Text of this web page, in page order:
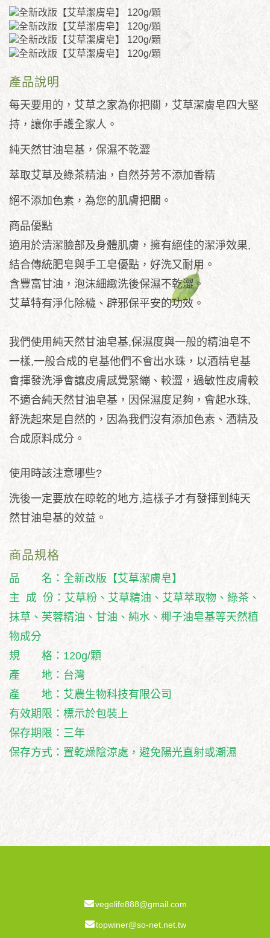
產品說明
每天要用的，艾草之家為你把關，艾草潔膚皂四大堅
持，讓你手護全家人。
純天然甘油皂基，保濕不乾澀
萃取艾草及綠茶精油，自然芬芳不添加香精
絕不添加色素，為您的肌膚把關。
商品優點
適用於清潔臉部及身體肌膚，擁有絕佳的潔淨效果,
結合傳統肥皂與手工皂優點，好洗又耐用。
含豐富甘油，泡沫細緻洗後保濕不乾澀。
艾草特有淨化除穢、辟邪保平安的功效。
我們使用純天然甘油皂基,保濕度與一般的精油皂不
一樣,一般合成的皂基他們不會出水珠，以酒精皂基
會揮發洗淨會讓皮膚感覺緊繃、較澀，過敏性皮膚較
不適合純天然甘油皂基，因保濕度足夠，會起水珠,
舒洗起來是自然的，因為我們沒有添加色素、酒精及
合成原料成分。
使用時該注意哪些?
洗後一定要放在晾乾的地方,這樣子才有發揮到純天
然甘油皂基的效益。
商品規格
品 名：全新改版【艾草潔膚皂】
主 成 份：艾草粉、艾草精油、艾草萃取物、綠茶、
抹草、芙蓉精油、甘油、純水、椰子油皂基等天然植
物成分
規 格：120g/顆
產 地：台灣
產 地：艾農生物科技有限公司
有效期限：標示於包裝上
保存期限：三年
保存方式：置乾燥陰涼處，避免陽光直射或潮濕
vegelife888@gmail.com
topwiner@so-net.net.tw